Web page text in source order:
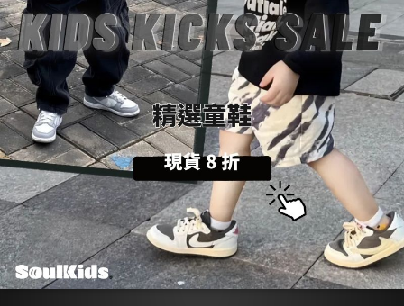
商品描述
💡購物前請詳閱：【SoulKids購物須知與條約】
💬商品諮詢與建議：【聯繫官方@LINE客服】